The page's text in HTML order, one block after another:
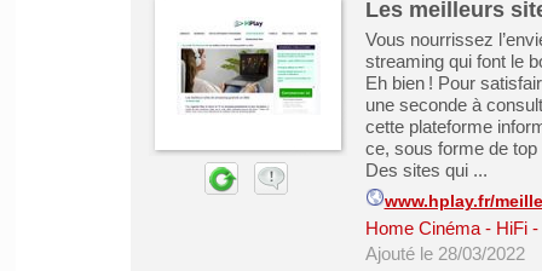
Les meilleurs
Vous nourrissez
streaming qui font le
Eh bien ! Pour
une seconde à
cette plateforme
ce, sous forme de
Des sites qui ...
www.hplay.fr/
Home Cinéma - HiFi
Ajouté le 28/03/2022